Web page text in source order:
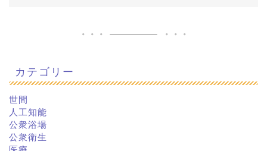
カテゴリー
世間
人工知能
公衆浴場
公衆衛生